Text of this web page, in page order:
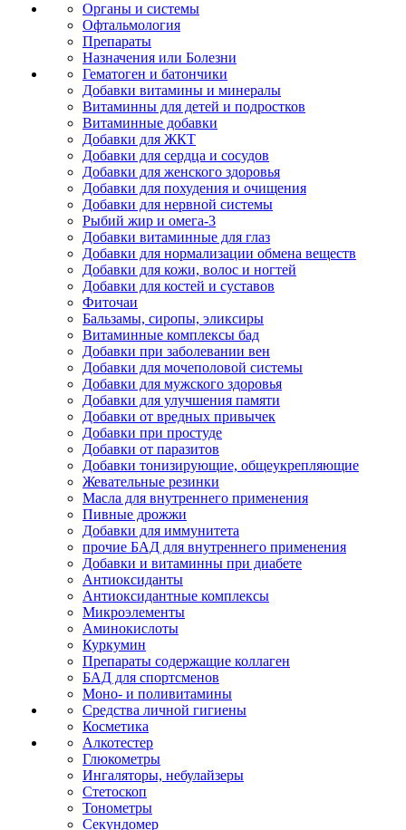
Органы и системы
Офтальмология
Препараты
Назначения или Болезни
Гематоген и батончики
Добавки витамины и минералы
Витаминны для детей и подростков
Витаминные добавки
Добавки для ЖКТ
Добавки для сердца и сосудов
Добавки для женского здоровья
Добавки для похудения и очищения
Добавки для нервной системы
Рыбий жир и омега-3
Добавки витаминные для глаз
Добавки для нормализации обмена веществ
Добавки для кожи, волос и ногтей
Добавки для костей и суставов
Фиточаи
Бальзамы, сиропы, эликсиры
Витаминные комплексы бад
Добавки при заболевании вен
Добавки для мочеполовой системы
Добавки для мужского здоровья
Добавки для улучшения памяти
Добавки от вредных привычек
Добавки при простуде
Добавки от паразитов
Добавки тонизирующие, общеукрепляющие
Жевательные резинки
Масла для внутреннего применения
Пивные дрожжи
Добавки для иммунитета
прочие БАД для внутреннего применения
Добавки и витаминны при диабете
Антиоксиданты
Антиоксидантные комплексы
Микроэлементы
Аминокислоты
Куркумин
Препараты содержащие коллаген
БАД для спортсменов
Моно- и поливитамины
Средства личной гигиены
Косметика
Алкотестер
Глюкометры
Ингаляторы, небулайзеры
Стетоскоп
Тонометры
Секундомер